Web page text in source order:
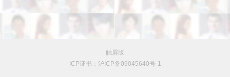
触屏版
ICP证书：沪ICP备09045640号-1